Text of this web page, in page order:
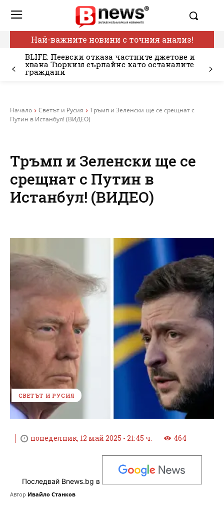
Най-важните новини с точния анализ!
BLIFE: Пеевски отказа частните джетове и
хвана Тюркиш еърлайнс като останалите
граждани
Начало Светът и Русия
Тръмп и Зеленски ще се срещнат с
Путин в Истанбул! (ВИДЕО)
Тръмп и Зеленски ще се
срещнат с Путин в
Истанбул! (ВИДЕО)
СВЕТЪТ И РУСИЯ
понеделник, 12 май 2025 - 21:45 ч. 464
Последвай Bnews.bg в
Автор Ивайло Станков